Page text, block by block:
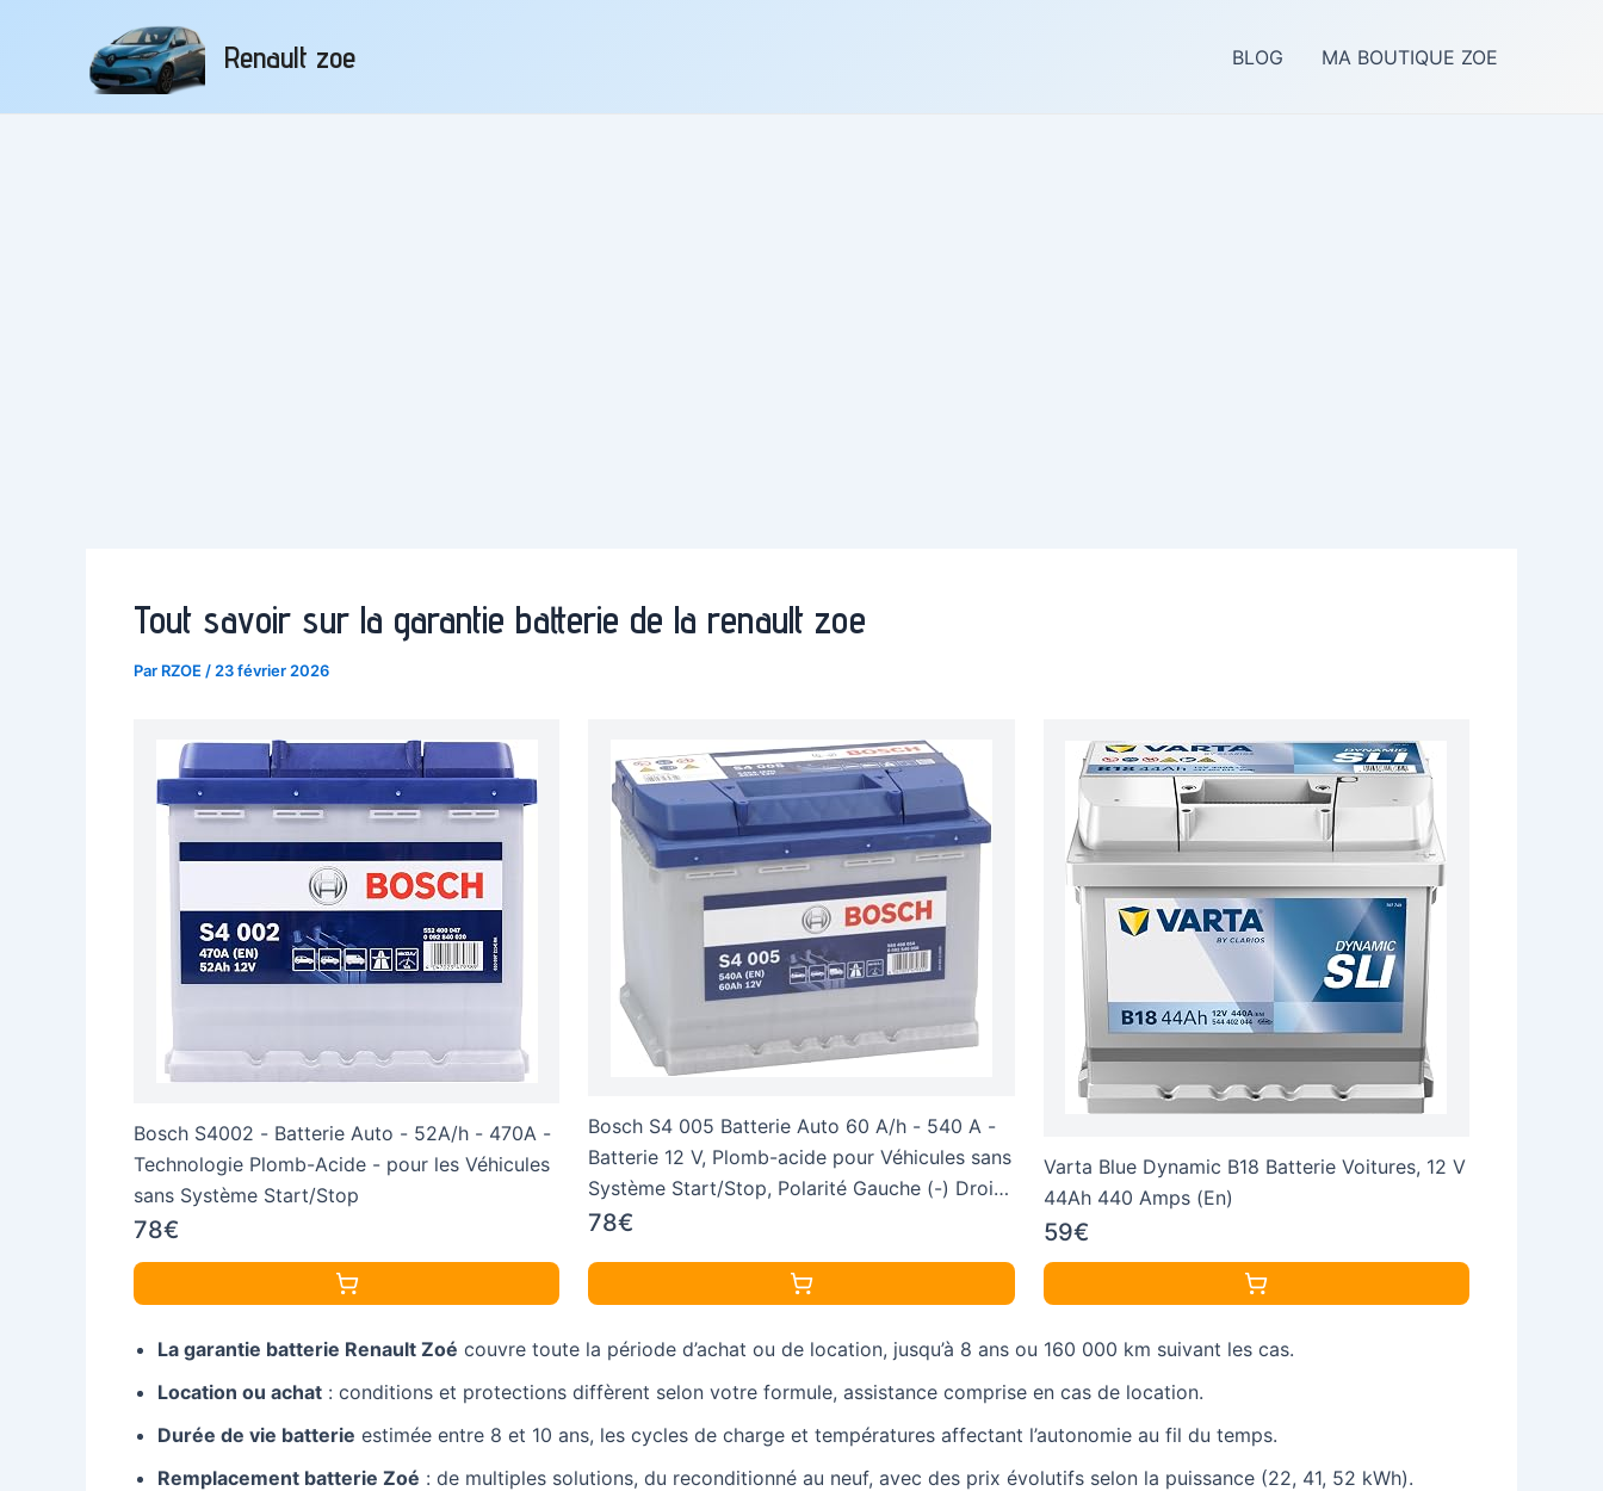
Renault zoe BLOG MA BOUTIQUE ZOE
Tout savoir sur la garantie batterie de la renault zoe
Par RZOE / 23 février 2026
Bosch S4002 - Batterie Auto - 52A/h - 470A -
Technologie Plomb-Acide - pour les Véhicules
sans Système Start/Stop
78€
Bosch S4 005 Batterie Auto 60 A/h - 540 A -
Batterie 12 V, Plomb-acide pour Véhicules sans
Système Start/Stop, Polarité Gauche (-) Droite
(+), 242 x 175 x 190 mm
78€
Varta Blue Dynamic B18 Batterie Voitures, 12 V
44Ah 440 Amps (En)
59€
La garantie batterie Renault Zoé couvre toute la période d’achat ou de location, jusqu’à 8 ans ou 160 000 km suivant les cas.
Location ou achat : conditions et protections diffèrent selon votre formule, assistance comprise en cas de location.
Durée de vie batterie estimée entre 8 et 10 ans, les cycles de charge et températures affectant l’autonomie au fil du temps.
Remplacement batterie Zoé : de multiples solutions, du reconditionné au neuf, avec des prix évolutifs selon la puissance (22, 41, 52 kWh).